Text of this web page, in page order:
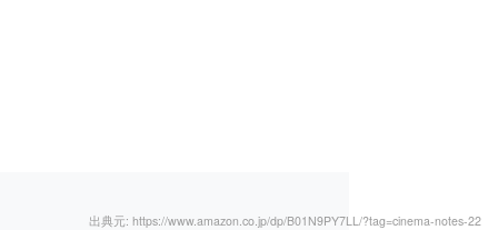
出典元: https://www.amazon.co.jp/dp/B01N9PY7LL/?tag=cinema-notes-22